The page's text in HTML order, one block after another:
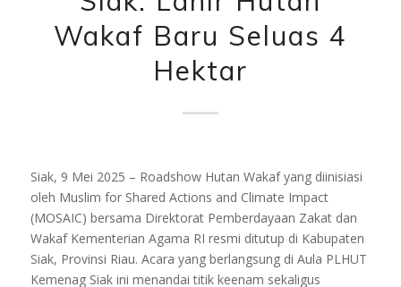
Wakaf Baru Seluas 4
Hektar
Siak, 9 Mei 2025 – Roadshow Hutan Wakaf yang diinisiasi
oleh Muslim for Shared Actions and Climate Impact
(MOSAIC) bersama Direktorat Pemberdayaan Zakat dan
Wakaf Kementerian Agama RI resmi ditutup di Kabupaten
Siak, Provinsi Riau. Acara yang berlangsung di Aula PLHUT
Kemenag Siak ini menandai titik keenam sekaligus